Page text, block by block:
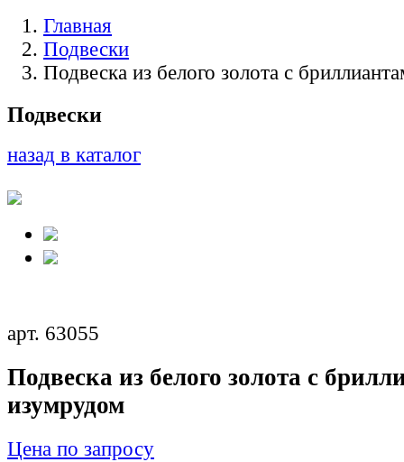
Главная
Подвески
Подвеска из белого золота с
Подвески
назад в каталог
арт. 63055
Подвеска из белого золота с
изумрудом
Цена по запросу